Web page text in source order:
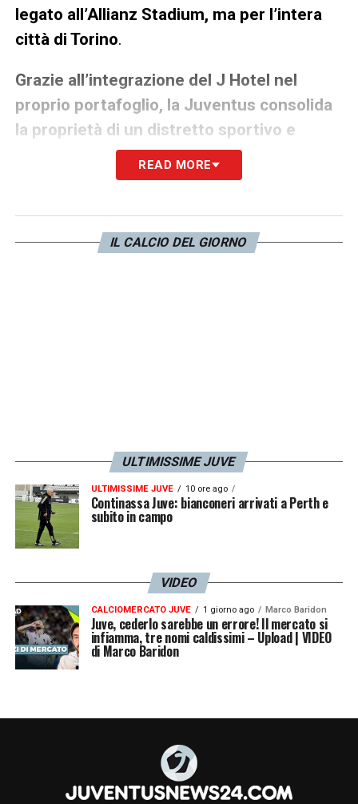
legato all’Allianz Stadium, ma per l’intera
città di Torino.
Grazie all’integrazione del J Hotel nel
proprio portafoglio, la Juventus consolida
la proprietà di un distretto sportivo e
commerciale unico in Italia. Il club possiede
ora direttamente l’Allianz Stadium (con
l’Headquarters della Continassa, i centri di
allenamento di Torino e Vinovo e lo Juventus
netto senza sottrarre risorse al budget
sportivo. Il ricorso al finanziamento esterno
per l’acquisto delJ Hotel
che la potenza di fuoco del club sul mercato
dei calciatori resti invariata, assicurando
competitività immediata e sostenibilità a
lungo termine.
Il J Hotel smette dunque di essere un
reinvestire nel cuore pulsante della società:
la squadra di calcio.
READ MORE
IL CALCIO DEL GIORNO
ULTIMISSIME JUVE
ULTIMISSIME JUVE 10 ore ago
Continassa Juve: bianconeri arrivati a Perth e
subito in campo
VIDEO
CALCIOMERCATO JUVE 1 giorno ago Marco Baridon
Juve, cederlo sarebbe un errore! Il mercato si
infiamma, tre nomi caldissimi – Upload | VIDEO
di Marco Baridon